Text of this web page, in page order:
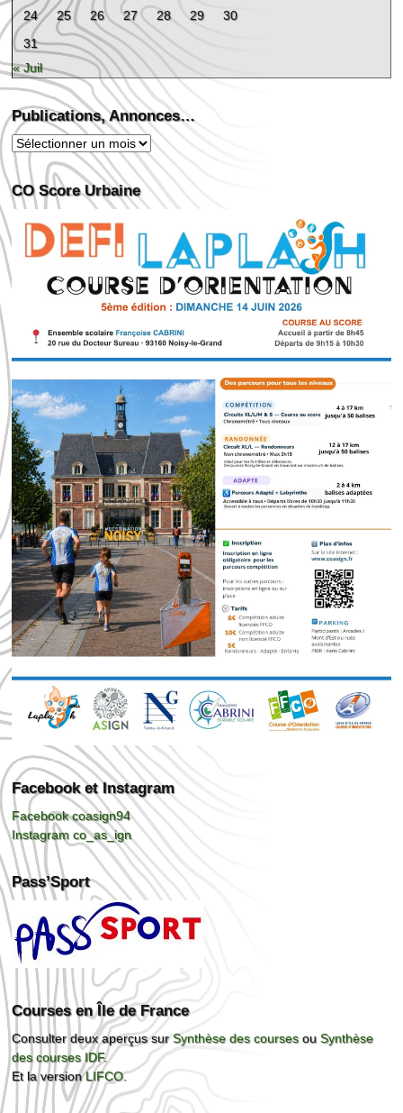
24 25 26 27 28 29
30
31
« Juil
Publications, Annonces…
Publications,
Annonces…
CO Score Urbaine
Facebook et Instagram
Facebook coasign94
Instagram co_as_ign
Pass’Sport
Courses en Île de France
Consulter deux aperçus surSynthèse des coursesouSynthèse
des courses IDF.
Et la versionLIFCO.